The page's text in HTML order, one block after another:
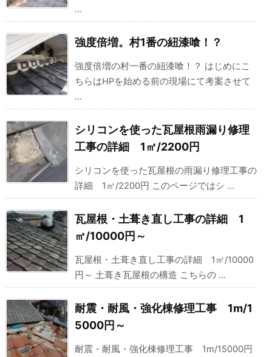
...
強度倍増。村1番の紐漆喰！？
強度倍増の村一番の紐漆喰！？ はじめにこ
ちらはHPを始める前の現場にて考案させて
...
シリコンを使った瓦屋根雨漏り修理
工事の詳細 1㎡/2200円
シリコンを使った瓦屋根の雨漏り修理工事の
詳細 1㎡/2200円 このページではシ ...
瓦屋根・土葺き直し工事の詳細 1
㎡/10000円～
瓦屋根・土葺き直し工事の詳細 1㎡/10000
円～ 土葺き瓦屋根の構造 こちらの ...
耐震・耐風・強化棟修理工事 1m/1
5000円～
耐震・耐風・強化棟修理工事 1m/15000円